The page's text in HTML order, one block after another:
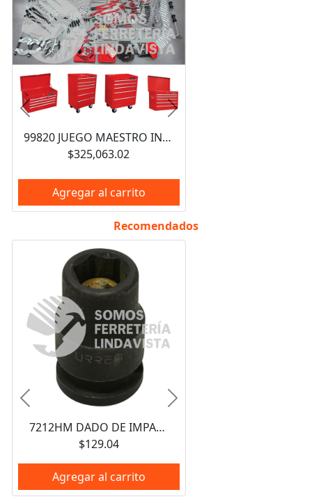
99820 JUEGO MAESTRO INDUSTRIAL COMBINADO 940 PIEZAS, CON GABINETES EX27M5, EX27M6, EX27S6 URREA
$325,063.02
Agregar al carrito
Anterior Siguiente
Recomendados
7212HM DADO DE IMPACTO CON IMAN CUADRO DE 3/8", 6 PUNTAS, EN PULGADAS, 3/8" URREA
$129.04
Agregar al carrito
Anterior Siguiente